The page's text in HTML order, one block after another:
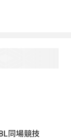
同場競技